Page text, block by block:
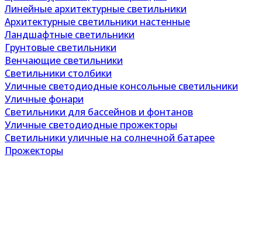
Линейные архитектурные светильники
Архитектурные светильники настенные
Ландшафтные светильники
Грунтовые светильники
Венчающие светильники
Светильники столбики
Уличные светодиодные консольные светильники
Уличные фонари
Светильники для бассейнов и фонтанов
Уличные светодиодные прожекторы
Светильники уличные на солнечной батарее
Прожекторы